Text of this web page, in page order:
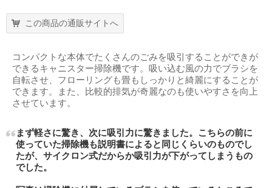
この商品の通販サイトへ
コンパクトな本体でたくさんのごみを吸引することができが
できるキャニスター掃除機です。吸い込む風の力でブラシを
自転させ、フローリングも畳もしっかりと綺麗にすることが
できます。また、比較的排気が奇麗なのも使いやすさを向上
させています。
まず軽さに驚き、次に吸引力に驚きました。こちらの前に
使っていた掃除機も説明書によると同じくらいのものでし
たが、サイクロン式だからか吸引力が下がってしまうもの
でした。